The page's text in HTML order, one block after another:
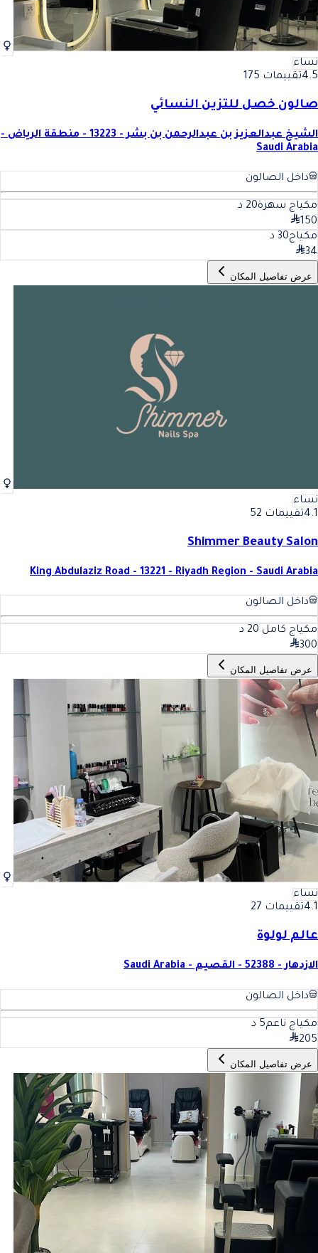
نساء
4.5تقييمات 175
صالون خصل للتزين النسائي
الشيخ عبدالعزيز بن عبدالرحمن بن بشر - 13223 - منطقة الرياض -
Saudi Arabia
داخل الصالون
مكياج سهرة20 د
150
مكياج30 د
34
عرض تفاصيل المكان
نساء
4.1تقييمات 52
Shimmer Beauty Salon
King Abdulaziz Road - 13221 - Riyadh Region - Saudi Arabia
داخل الصالون
مكياج كامل 20 د
300
عرض تفاصيل المكان
نساء
4.1تقييمات 27
عالم لولوة
الازدهار - 52388 - القصيم - Saudi Arabia
داخل الصالون
مكياج ناعم5 د
205
عرض تفاصيل المكان